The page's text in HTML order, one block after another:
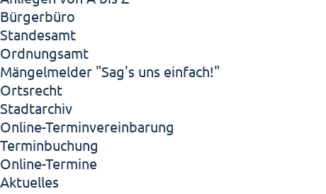
Bürgerbüro
Standesamt
Ordnungsamt
Mängelmelder "Sag's uns einfach!"
Ortsrecht
Stadtarchiv
Online-Terminvereinbarung
Terminbuchung
Online-Termine
Aktuelles